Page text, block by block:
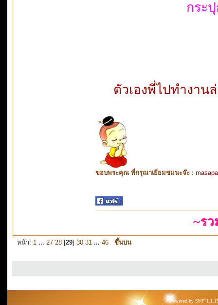
กระ
ตัวเองพี่ไปทำงาน
ขอบพระคุณ ที่กรุณาเยี่ยมชมนะจ๊ะ :
~ร
หน้า: 1 ... 27 28 [29] 30 31 ... 46 ขึ้นบน
Powered by SMF